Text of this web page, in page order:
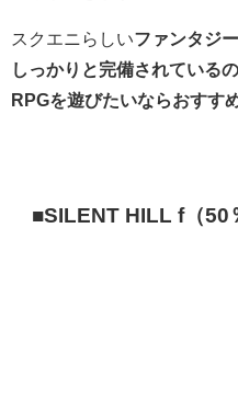
スクエニらしいファンタジ
しっかりと完備されている
RPGを遊びたいならおすす
■SILENT HILL f（50